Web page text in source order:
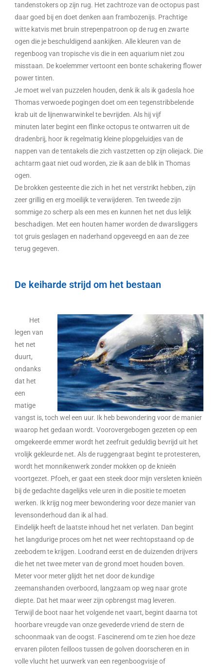
tandenstokers op zijn rug. Het zachtroze van de octopus past
daar goed bij en doet denken aan frambozenijs. Prachtige
witte katvis met bruin strepenpatroon op de rug en zwarte
ogen die je beschuldigend aankijken. Alle kleuren van de
regenboog van tropische vis die in een aquarium niet zou
misstaan. De koelemmer vertoont een bonte schakering flower
power tinten.
Je moet wel van puzzelen houden, denk ik als ik gadesla hoe
Thomas verwoede pogingen doet om een tegenstribbelende
krab uit de lijnenwarwinkel te bevrijden. Als hij vijf
minuten later begint een flinke octopus te ontwarren uit de
dradenbrij, hoor ik regelmatig kleine plopgeluidjes van de
nappen van de tentakels die zich vastzetten op zijn oliejack. Die
achtarm gaat niet oud worden, zie ik aan de blik in Thomas
ogen.
De brokken gesteente die zich in het net verstrikt hebben, zijn
zeer grillig en erg moeilijk te verwijderen. Ten tweede zijn
sommige zo scherp als een mes en kunnen het net dus lelijk
beschadigen. Met een houten hamer worden de dwarsliggers
tot gruis geslagen en naderhand opgeveegd en aan de zee
terug gegeven.
De keiharde strijd om het bestaan
Het
legen van
het net
duurt,
ondanks
dat het
een
matige
vangst is, toch wel een uur. Ik heb bewondering voor de manier
waarop het gedaan wordt. Voorovergebogen gezeten op een
omgekeerde emmer wordt het zeefruit geduldig bevrijd uit het
vrolijk gekleurde net. Als de ruggengraat begint te protesteren,
wordt het monnikenwerk zonder mokken op de knieën
voortgezet. Pfoeh, er gaat een steek door mijn versleten knieën
bij de gedachte dagelijks vele uren in die positie te moeten
werken. Ik krijg nog meer bewondering voor deze manier van
levensonderhoud dan ik al had.
Eindelijk heeft de laatste inhoud het net verlaten. Dan begint
het langdurige proces om het net weer rechtopstaand op de
zeebodem te krijgen. Loodrand eerst en de duizenden drijvers
die het net twee meter van de grond moet houden boven.
Meter voor meter glijdt het net door de kundige
zeemanshanden overboord, langzaam op weg naar grote
diepte. Dat het maar weer zijn opbrengst mag leveren.
Terwijl de boot naar het volgende net vaart, begint daarna tot
hoorbare vreugde van onze gevederde vriend de stern de
schoonmaak van de oogst. Fascinerend om te zien hoe deze
ervaren piloten feilloos tussen de golven doorscheren en in
volle vlucht het uurwerk van een regenboogvisje of